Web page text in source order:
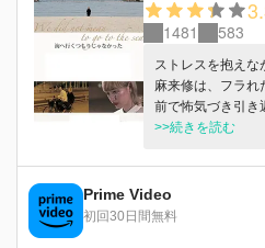
1481 583
ストレスを抱えな
麻来修は、フラれ
前で怖気づき引き
行うリナは、就職
フォーマンス中の
来の忘れ物を返し
一緒に海に行くこ
>>続きを読む
Prime Video
初回30日間無料